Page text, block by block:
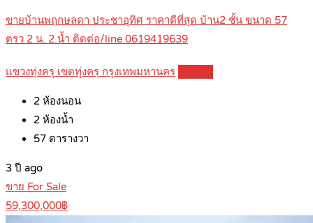
ขายบ้านพฤกษลดา ประชาอุทิศ ราคาดีที่สุด บ้าน2 ชั้น ขนาด 57
ตรว 2 น. 2.น้ำ ติดต่อ/line 0619419639
แขวงทุ่งครุ เขตทุ่งครุ กรุงเทพมหานคร
2 ห้องนอน
2 ห้องน้ำ
57 ตารางวา
3 ปี ago
ขาย For Sale
59,300,000฿